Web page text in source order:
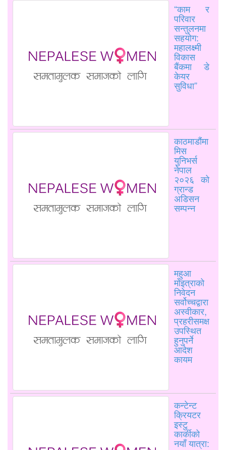
“काम र
परिवार
सन्तुलनमा
सहयोग:
महालक्ष्मी
विकास
बैंकमा डे
केयर
सुविधा”
काठमाडौंमा
मिस
युनिभर्स
नेपाल
२०२६ को
ग्रान्ड
अडिसन
सम्पन्न
महुआ
मोइत्राको
निवेदन
सर्वोच्चद्वारा
अस्वीकार,
प्रहरीसमक्ष
उपस्थित
हुनुपर्ने
आदेश
कायम
कन्टेन्ट
क्रियटर
इस्टु
कार्कीको
नयाँ यात्रा: